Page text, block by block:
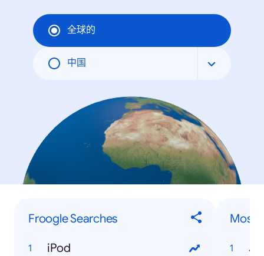
全球的
中国
Froogle Searches
iPod
Most